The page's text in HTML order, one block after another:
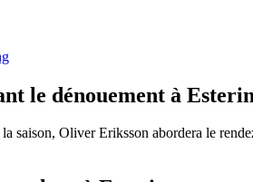
le dénouement à
saison, Oliver Eriksson abordera le